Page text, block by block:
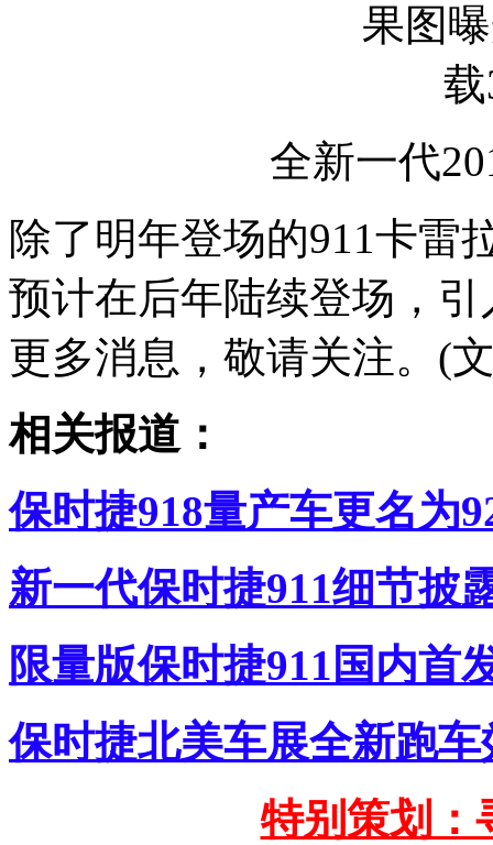
全新一代
除了明年登场的911卡雷
预计在后年陆续登场，
更多消息，敬请关注。(
相关报道：
保时捷918量产车更名为
新一代保时捷911细节披
限量版保时捷911国内首
保时捷北美车展全新跑
特别策划：